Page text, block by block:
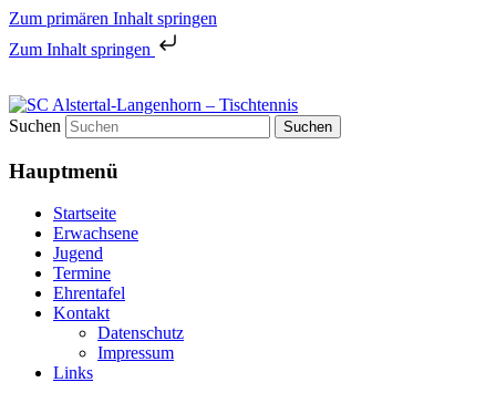
Zum primären Inhalt springen
Zum Inhalt springen
SC Alstertal-Langenhorn –
Tischtennis
Tischtennis in Hamburgs Norden
Suchen
Hauptmenü
Startseite
Erwachsene
Jugend
Termine
Ehrentafel
Kontakt
Datenschutz
Impressum
Links